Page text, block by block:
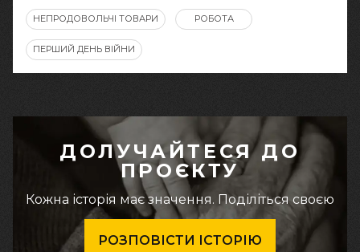
НЕПРОДОВОЛЬЧІ ТОВАРИ РОБОТА
ПЕРШИЙ ДЕНЬ ВІЙНИ
ДОЛУЧАЙТЕСЯ ДО
ПРОЄКТУ
Кожна історія має значення. Поділіться своєю
РОЗПОВІСТИ ІСТОРІЮ